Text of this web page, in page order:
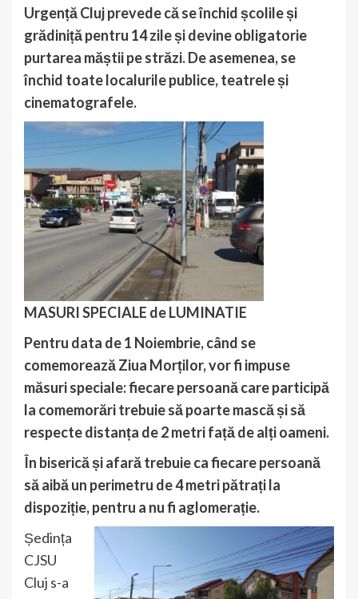
Urgență Cluj prevede că se închid școlile și
grădiniță pentru 14 zile și devine obligatorie
purtarea măștii pe străzi. De asemenea, se
închid toate localurile publice, teatrele și
cinematografele.
MASURI SPECIALE de LUMINATIE
Pentru data de 1 Noiembrie, când se
comemorează Ziua Morților, vor fi impuse
măsuri speciale: fiecare persoană care participă
la comemorări trebuie să poarte mască și să
respecte distanța de 2 metri față de alți oameni.
În biserică și afară trebuie ca fiecare persoană
să aibă un perimetru de 4 metri pătrați la
dispoziție, pentru a nu fi aglomerație.
Ședința
CJSU
Cluj s-a